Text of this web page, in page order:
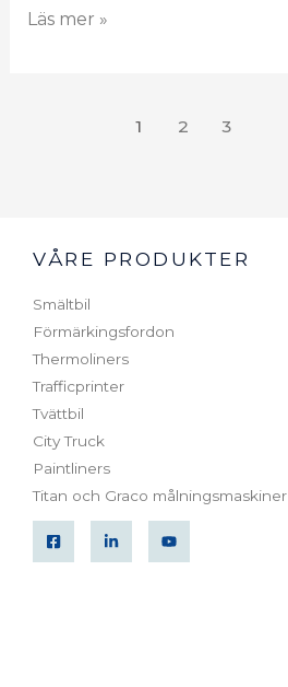
Läs mer »
1 2 3
VÅRE PRODUKTER
Smältbil
Förmärkingsfordon
Thermoliners
Trafficprinter
Tvättbil
City Truck
Paintliners
Titan och Graco målningsmaskiner